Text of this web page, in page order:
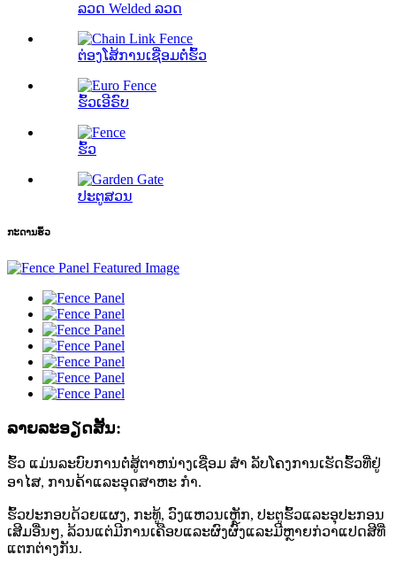
ລວດ Welded ລວດ
ຕ່ອງໂສ້ການເຊື່ອມຕໍ່ຮົ້ວ
ຮົ້ວເອີຣົບ
ຮົ້ວ
ປະຕູສວນ
ກະດານຮົ້ວ
ລາຍລະອຽດສັ້ນ:
ຮົ້ວ ແມ່ນລະບົບການຕໍ່ສູ້ຕາຫນ່າງເຊື່ອມ ສຳ ລັບໂຄງການເຮັດຮົ້ວທີ່ຢູ່
ອາໄສ, ການຄ້າແລະອຸດສາຫະ ກຳ.
ຮົ້ວປະກອບດ້ວຍແຜງ, ກະທູ້, ວົງແຫວນເຫຼັກ, ປະຕູຮົ້ວແລະອຸປະກອນ
ເສີມອື່ນໆ, ລ້ວນແຕ່ມີການເຄືອບແລະຜົງຜົງແລະມີຫຼາຍກ່ວາແປດສີທີ່
ແຕກຕ່າງກັນ.